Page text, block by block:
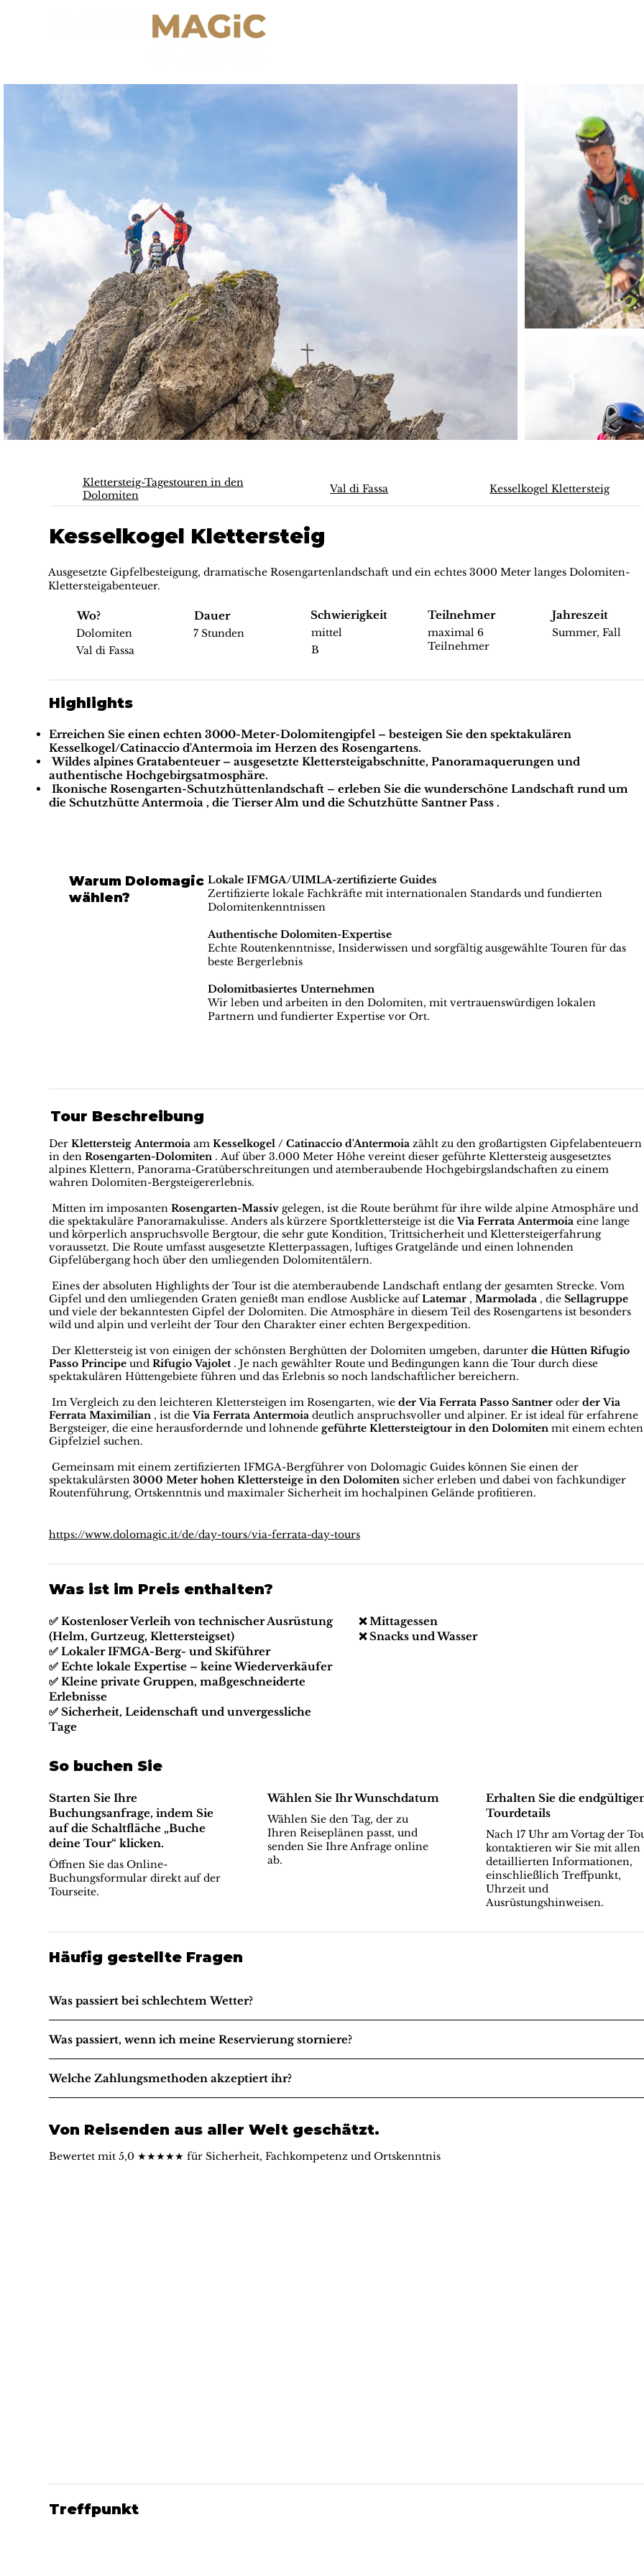
Klettersteig-Tagestouren in den
Dolomiten
Val di Fassa Kesselkogel Klettersteig
Kesselkogel Klettersteig
Ausgesetzte Gipfelbesteigung, dramatische Rosengartenlandschaft und ein echtes 3000 Meter langes Dolomiten-
Klettersteigabenteuer.
Wo?
Dolomiten
Val di Fassa
Dauer
7 Stunden
Schwierigkeit
mittel
B
Teilnehmer
maximal 6
Teilnehmer
Jahreszeit
Summer, Fall
Highlights
Erreichen Sie einen echten 3000-Meter-Dolomitengipfel – besteigen Sie den spektakulären
Kesselkogel/Catinaccio d'Antermoia im Herzen des Rosengartens.
Wildes alpines Gratabenteuer– ausgesetzte Klettersteigabschnitte, Panoramaquerungen und
authentische Hochgebirgsatmosphäre.
Ikonische Rosengarten-Schutzhüttenlandschaft– erleben Sie die wunderschöne Landschaft rund um
die Schutzhütte Antermoia , die Tierser Alm und die Schutzhütte Santner Pass.
Warum Dolomagic
wählen?
Lokale IFMGA/UIMLA-zertifizierte Guides
Zertifizierte lokale Fachkräfte mit internationalen Standards und fundierten
Dolomitenkenntnissen
Authentische Dolomiten-Expertise
Echte Routenkenntnisse, Insiderwissen und sorgfältig ausgewählte Touren für das
beste Bergerlebnis
Dolomitbasiertes Unternehmen
Wir leben und arbeiten in den Dolomiten, mit vertrauenswürdigen lokalen
Partnern und fundierter Expertise vor Ort.
Tour Beschreibung
DerKlettersteig Antermoia amKesselkogel / Catinaccio d'Antermoia zählt zu den großartigsten Gipfelabenteuern
in denRosengarten-Dolomiten . Auf über 3.000 Meter Höhe vereint dieser geführte Klettersteig ausgesetztes
alpines Klettern, Panorama-Gratüberschreitungen und atemberaubende Hochgebirgslandschaften zu einem
wahren Dolomiten-Bergsteigererlebnis.
Mitten im imposantenRosengarten-Massiv gelegen, ist die Route berühmt für ihre wilde alpine Atmosphäre und
die spektakuläre Panoramakulisse. Anders als kürzere Sportklettersteige ist dieVia Ferrata Antermoia eine lange
und körperlich anspruchsvolle Bergtour, die sehr gute Kondition, Trittsicherheit und Klettersteigerfahrung
voraussetzt. Die Route umfasst ausgesetzte Kletterpassagen, luftiges Gratgelände und einen lohnenden
Gipfelübergang hoch über den umliegenden Dolomitentälern.
Eines der absoluten Highlights der Tour ist die atemberaubende Landschaft entlang der gesamten Strecke. Vom
Gipfel und den umliegenden Graten genießt man endlose Ausblicke aufLatemar ,Marmolada , dieSellagruppe
und viele der bekanntesten Gipfel der Dolomiten. Die Atmosphäre in diesem Teil des Rosengartens ist besonders
wild und alpin und verleiht der Tour den Charakter einer echten Bergexpedition.
Der Klettersteig ist von einigen der schönsten Berghütten der Dolomiten umgeben, darunterdie Hütten Rifugio
Passo Principe undRifugio Vajolet . Je nach gewählter Route und Bedingungen kann die Tour durch diese
spektakulären Hüttengebiete führen und das Erlebnis so noch landschaftlicher bereichern.
Im Vergleich zu den leichteren Klettersteigen im Rosengarten, wieder Via Ferrata Passo Santner oderder Via
Ferrata Maximilian , ist dieVia Ferrata Antermoia deutlich anspruchsvoller und alpiner. Er ist ideal für erfahrene
Bergsteiger, die eine herausfordernde und lohnende geführte Klettersteigtour in den Dolomiten mit einem echten
Gipfelziel suchen.
Gemeinsam mit einem zertifizierten IFMGA-Bergführer von Dolomagic Guides können Sie einen der
spektakulärsten3000 Meter hohen Klettersteige in den Dolomiten sicher erleben und dabei von fachkundiger
Routenführung, Ortskenntnis und maximaler Sicherheit im hochalpinen Gelände profitieren.
https://www.dolomagic.it/de/day-tours/via-ferrata-day-tours
Was ist im Preis enthalten?
✅ Kostenloser Verleih von technischer Ausrüstung
(Helm, Gurtzeug, Klettersteigset)
✅ Lokaler IFMGA-Berg- und Skiführer
✅ Echte lokale Expertise – keine Wiederverkäufer
✅ Kleine private Gruppen, maßgeschneiderte
Erlebnisse
✅ Sicherheit, Leidenschaft und unvergessliche
Tage
❌ Mittagessen
❌ Snacks und Wasser
So buchen Sie
Starten Sie Ihre
Buchungsanfrage, indem Sie
auf die Schaltfläche „Buche
deine Tour“ klicken.
Öffnen Sie das Online-
Buchungsformular direkt auf der
Tourseite.
Wählen Sie Ihr Wunschdatum
Wählen Sie den Tag, der zu
Ihren Reiseplänen passt, und
senden Sie Ihre Anfrage online
ab.
Erhalten Sie die
Tourdetails
Nach 17 Uhr am Vortag der
kontaktieren wir Sie mit allen
detaillierten Informationen,
einschließlich Treffpunkt,
Uhrzeit und
Ausrüstungshinweisen.
Häufig gestellte Fragen
Was passiert bei schlechtem Wetter?
Was passiert, wenn ich meine Reservierung storniere?
Welche Zahlungsmethoden akzeptiert ihr?
Von Reisenden aus aller Welt geschätzt.
Bewertet mit 5,0 ★★★★★ für Sicherheit, Fachkompetenz und Ortskenntnis
Treffpunkt